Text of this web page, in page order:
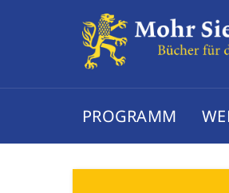
PROGRAMM